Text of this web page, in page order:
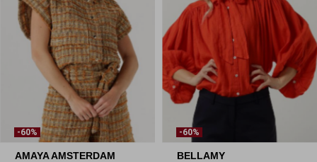
-60%
AMAYA AMSTERDAM
-60%
BELLAMY